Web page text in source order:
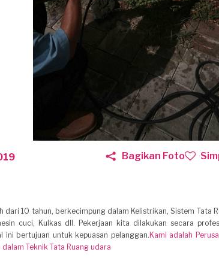
Bagikan Foto
dari 10 tahun, berkecimpung dalam Kelistrikan, Sistem Tata
cuci, Kulkas dll. Pekerjaan kita dilakukan secara
ini bertujuan untuk kepuasan pelanggan. Kami adalah
Teknik Tata Ruang udara